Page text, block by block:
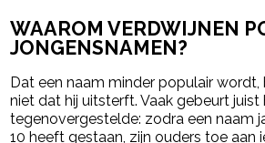
WAAROM VERDWIJNEN
JONGENSNAMEN?
Dat een naam minder populair
niet dat hij uitsterft. Vaak gebeurt juist
tegenovergestelde: zodra een naam
10 heeft gestaan, zijn ouders toe aan